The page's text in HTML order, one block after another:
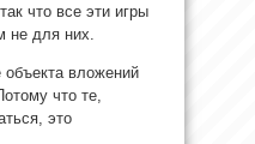
что все эти игры
не для них.
объекта вложений
что те,
это